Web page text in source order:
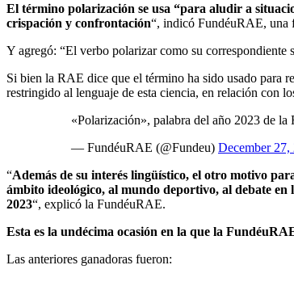
El término polarización se usa “para aludir a
crispación y confrontación“, indicó FundéuRAE, una
Y agregó: “El verbo polarizar como su correspondiente
Si bien la RAE dice que el término ha sido usado para
restringido al lenguaje de esta ciencia, en relación con
«Polarización», palabra del año 2023 de la
— FundéuRAE (@Fundeu) December 27,
“Además de su interés lingüístico, el otro motivo
ámbito ideológico, al mundo deportivo, al debate en
2023“, explicó la FundéuRAE.
Esta es la undécima ocasión en la que la
Las anteriores ganadoras fueron: